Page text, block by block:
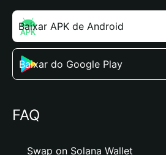
Baixar APK de Android
Baixar do Google Play
FAQ
Swap on Solana Wallet